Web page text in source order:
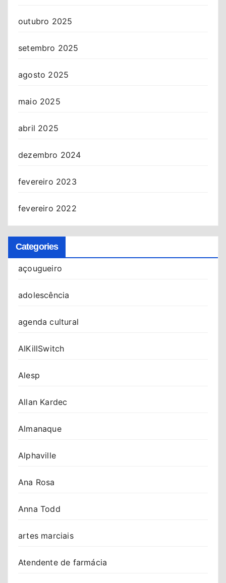
outubro 2025
setembro 2025
agosto 2025
maio 2025
abril 2025
dezembro 2024
fevereiro 2023
fevereiro 2022
Categories
açougueiro
adolescência
agenda cultural
AIKillSwitch
Alesp
Allan Kardec
Almanaque
Alphaville
Ana Rosa
Anna Todd
artes marciais
Atendente de farmácia